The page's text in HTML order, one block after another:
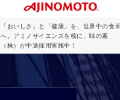
「おいしさ」と「健康」を、世界中の食
へ。アミノサイエンスを核に、味の素
（株）が中途採用実施中！